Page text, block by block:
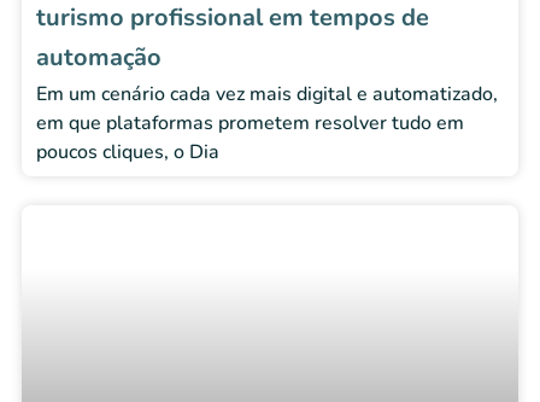
turismo profissional em tempos de
automação
Em um cenário cada vez mais digital e automatizado,
em que plataformas prometem resolver tudo em
poucos cliques, o Dia